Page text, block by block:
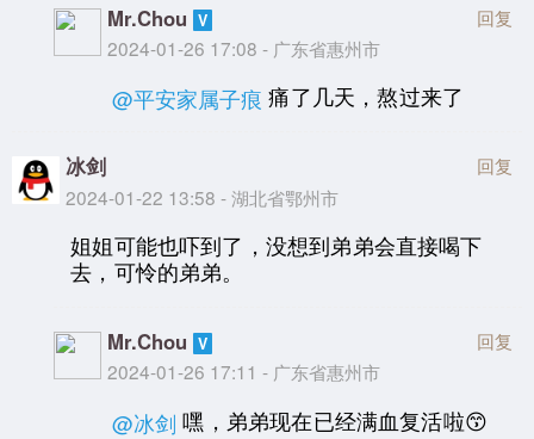
Mr.Chou
2024-01-26 17:08 - 广东省惠州市
回复
@平安家属子痕 痛了几天，熬过来了
冰剑
2024-01-22 13:58 - 湖北省鄂州市
回复
姐姐可能也吓到了，没想到弟弟会直接喝下
去，可怜的弟弟。
Mr.Chou
2024-01-26 17:11 - 广东省惠州市
回复
@冰剑 嘿，弟弟现在已经满血复活啦😙